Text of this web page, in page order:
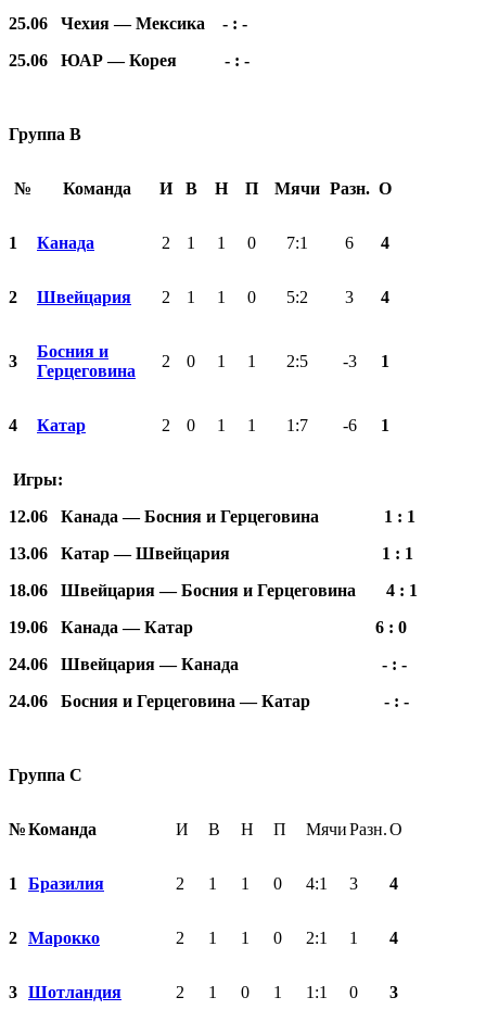
25.06 Чехия — Мексика - : -
25.06 ЮАР — Корея - : -
Группа В
№ Команда И В Н П Мячи Разн. О
1 Канада 2 1 1 0 7:1 6 4
2 Швейцария 2 1 1 0 5:2 3 4
3
Босния и
Герцеговина
2 0 1 1 2:5 -3 1
4 Катар 2 0 1 1 1:7 -6 1
Игры:
12.06 Канада — Босния и Герцеговина 1 : 1
13.06 Катар — Швейцария 1 : 1
18.06 Швейцария — Босния и Герцеговина 4 : 1
19.06 Канада — Катар 6 : 0
24.06 Швейцария — Канада - : -
24.06 Босния и Герцеговина — Катар - : -
Группа С
№Команда И В Н П МячиРазн.О
1 Бразилия 2 1 1 0 4:1 3 4
2 Марокко 2 1 1 0 2:1 1 4
3 Шотландия 2 1 0 1 1:1 0 3